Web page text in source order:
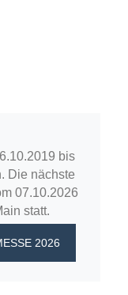
bis
Die nächste
07.10.2026
statt.
2026